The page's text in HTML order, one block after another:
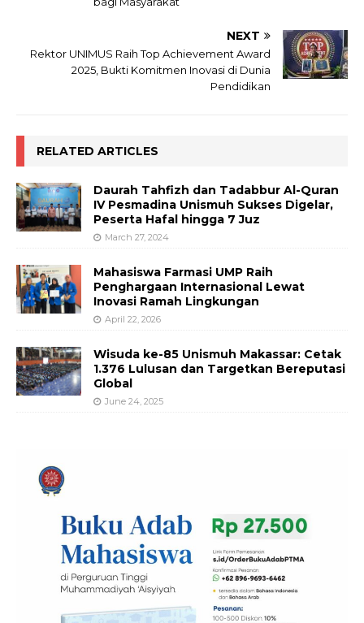
NEXT
Rektor UNIMUS Raih Top Achievement Award
2025, Bukti Komitmen Inovasi di Dunia
Pendidikan
RELATED ARTICLES
Daurah Tahfizh dan Tadabbur Al-Quran
IV Pesmadina Unismuh Sukses Digelar,
Peserta Hafal hingga 7 Juz
March 27, 2024
Mahasiswa Farmasi UMP Raih
Penghargaan Internasional Lewat
Inovasi Ramah Lingkungan
April 22, 2026
Wisuda ke-85 Unismuh Makassar: Cetak
1.376 Lulusan dan Targetkan Bereputasi
Global
June 24, 2025